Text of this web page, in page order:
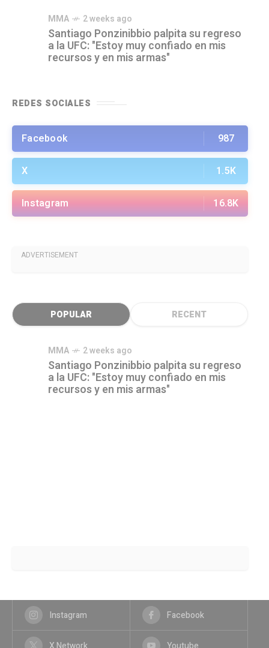
MMA 2 weeks ago
Santiago Ponzinibbio palpita su regreso
a la UFC: "Estoy muy confiado en mis
recursos y en mis armas"
REDES SOCIALES
Facebook 987
X 1.5K
Instagram 16.8K
ADVERTISEMENT
POPULAR RECENT
MMA 2 weeks ago
Santiago Ponzinibbio palpita su regreso
a la UFC: "Estoy muy confiado en mis
recursos y en mis armas"
Instagram Facebook